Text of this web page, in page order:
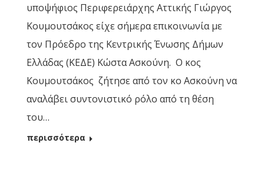
υποψήφιος Περιφερειάρχης Αττικής Γιώργος
Κουμουτσάκος είχε σήμερα επικοινωνία με
τον Πρόεδρο της Κεντρικής Ένωσης Δήμων
Ελλάδας (ΚΕΔΕ) Κώστα Ασκούνη. Ο κος
Κουμουτσάκος ζήτησε από τον κο Ασκούνη να
αναλάβει συντονιστικό ρόλο από τη θέση
του…
περισσότερα